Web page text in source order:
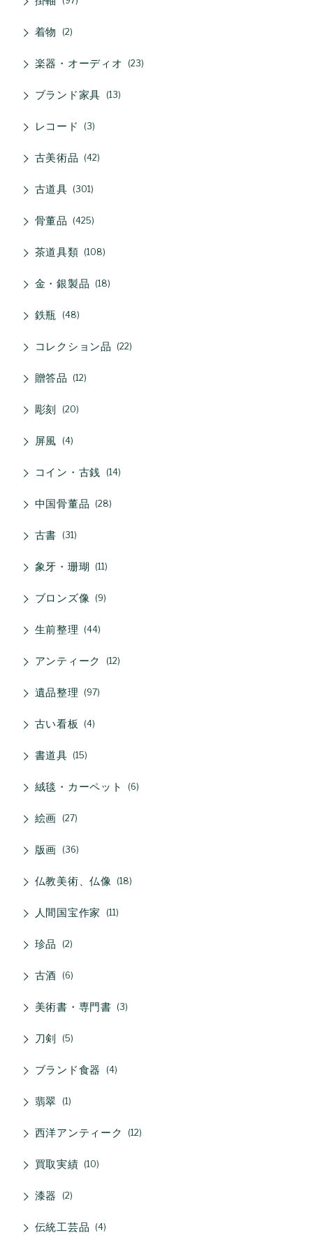
着物 2
楽器・オーディオ 23
ブランド家具 13
レコード 3
古美術品 42
古道具 301
骨董品 425
茶道具類 108
金・銀製品 18
鉄瓶 48
コレクション品 22
贈答品 12
彫刻 20
屏風 4
コイン・古銭 14
中国骨董品 28
古書 31
象牙・珊瑚 11
ブロンズ像 9
生前整理 44
アンティーク 12
遺品整理 97
古い看板 4
書道具 15
絨毯・カーペット 6
絵画 27
版画 36
仏教美術、仏像 18
人間国宝作家 11
珍品 2
古酒 6
美術書・専門書 3
刀剣 5
ブランド食器 4
翡翠 1
西洋アンティーク 12
買取実績 10
漆器 2
伝統工芸品 4